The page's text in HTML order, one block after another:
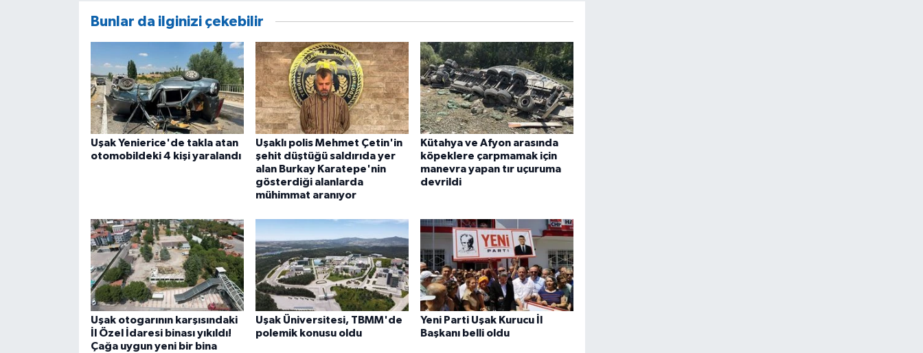
Bunlar da ilginizi çekebilir
Uşak Yenierice'de takla atan
otomobildeki 4 kişi yaralandı
Uşaklı polis Mehmet Çetin'in
şehit düştüğü saldırıda yer
alan Burkay Karatepe'nin
gösterdiği alanlarda
mühimmat aranıyor
Kütahya ve Afyon arasında
köpeklere çarpmamak için
manevra yapan tır uçuruma
devrildi
Uşak otogarının karşısındaki
İl Özel İdaresi binası yıkıldı!
Çağa uygun yeni bir bina
Uşak Üniversitesi, TBMM'de
polemik konusu oldu
Yeni Parti Uşak Kurucu İl
Başkanı belli oldu